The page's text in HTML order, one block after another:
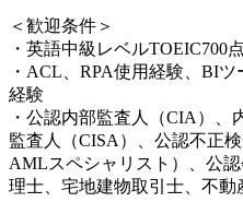
＜歓迎条件＞
・英語中級レベルTOEIC700
・ACL、RPA使用経験、BI
経験
・公認内部監査人（CIA）、
監査人（CISA）、公認不正
AMLスペシャリスト）、公
理士、宅地建物取引士、不動